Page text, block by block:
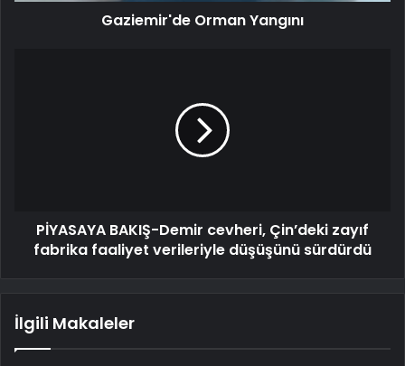
Gaziemir'de Orman Yangını
PİYASAYA BAKIŞ-Demir cevheri, Çin’deki zayıf
fabrika faaliyet verileriyle düşüşünü sürdürdü
İlgili Makaleler